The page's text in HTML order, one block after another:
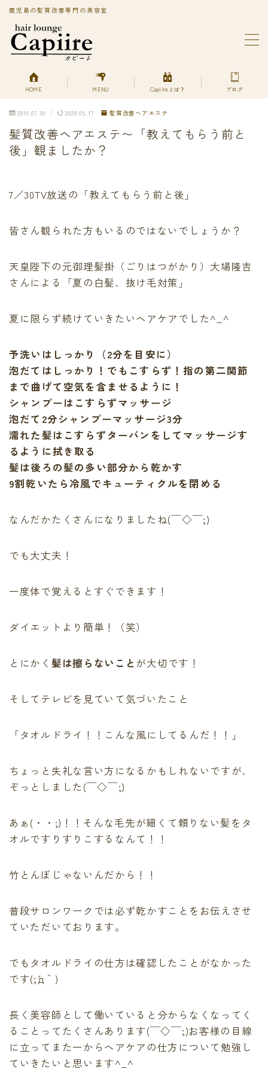
鹿児島の髪質改善専門の美容室
MENU
Capiireってどんなサロン?
PRIVACY POLICY
丁寧なカウンセリングで安心のカット
柔らかく、自然で艶のある髪質改善へアエステ縮毛矯正
とは？
美艶髪が持続するカットエステ
あなただけの美艶髪へ!
キューティクルを広げて栄養を補給する
プライバシーポリシー
利用規約／特定商取引法に基づく表記
最後に必ず弱酸性
有料記事の決済完了ページ
頭皮、髪のデトックス
Capiireの髪質改善の考え方
Capiireこだわりの薬剤
capiireのお客様からの声
Capiireのカウンセリングとは?
ご予約はLINEがオススメ
カラーリング中にも栄養を
HOME MENU Capiireとは？ ブログ
2019.07.30 2020.05.17 髪質改善ヘアエステ
髪質改善ヘアエステ〜「教えてもらう前と
後」観ましたか？
7／30TV放送の「教えてもらう前と後」
皆さん観られた方もいるのではないでしょうか？
天皇陛下の元御理髪掛（ごりはつがかり）大場隆吉
さんによる「夏の白髪、抜け毛対策」
夏に限らず続けていきたいヘアケアでした^_^
予洗いはしっかり（2分を目安に）
泡だてはしっかり！でもこすらず！指の第二関節
まで曲げて空気を含ませるように！
シャンプーはこすらずマッサージ
泡だて2分シャンプーマッサージ3分
濡れた髪はこすらずターバンをしてマッサージす
るように拭き取る
髪は後ろの髪の多い部分から乾かす
9割乾いたら冷風でキューティクルを閉める
なんだかたくさんになりましたね(￣◇￣;)
でも大丈夫！
一度体で覚えるとすぐできます！
ダイエットより簡単！（笑）
とにかく 髪は擦らないことが大切です！
そしてテレビを見ていて気づいたこと
「タオルドライ！！こんな風にしてるんだ！！」
ちょっと失礼な言い方になるかもしれないですが、
ぞっとしました(￣◇￣;)
あぁ(・・;)！！そんな毛先が細くて頼りない髪をタ
オルですりすりこするなんて！！
竹とんぼじゃないんだから！！
普段サロンワークでは必ず乾かすことをお伝えさせ
ていただいております。
でもタオルドライの仕方は確認したことがなかった
です(;´д｀)
長く美容師として働いていると分からなくなってく
ることってたくさんあります(￣◇￣;)お客様の目線
に立ってまた一からヘアケアの仕方について勉強し
ていきたいと思います^_^